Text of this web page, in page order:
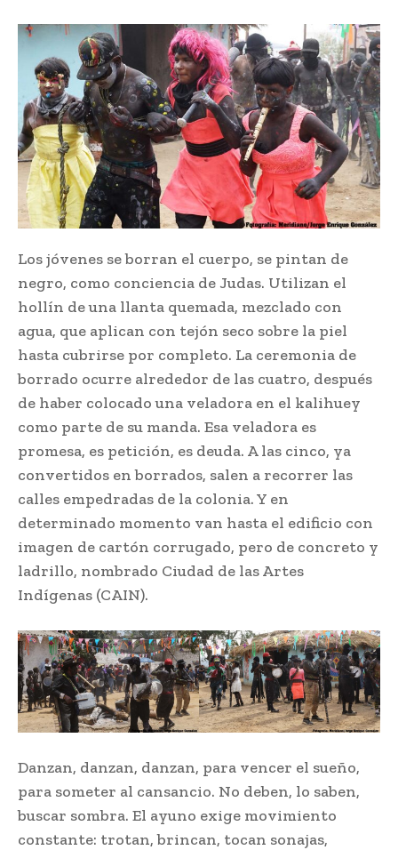
Los jóvenes se borran el cuerpo, se pintan de
negro, como conciencia de Judas. Utilizan el
hollín de una llanta quemada, mezclado con
agua, que aplican con tejón seco sobre la piel
hasta cubrirse por completo. La ceremonia de
borrado ocurre alrededor de las cuatro, después
de haber colocado una veladora en el kalihuey
como parte de su manda. Esa veladora es
promesa, es petición, es deuda. A las cinco, ya
convertidos en borrados, salen a recorrer las
calles empedradas de la colonia. Y en
determinado momento van hasta el edificio con
imagen de cartón corrugado, pero de concreto y
ladrillo, nombrado Ciudad de las Artes
Indígenas (CAIN).
Danzan, danzan, danzan, para vencer el sueño,
para someter al cansancio. No deben, lo saben,
buscar sombra. El ayuno exige movimiento
constante: trotan, brincan, tocan sonajas,